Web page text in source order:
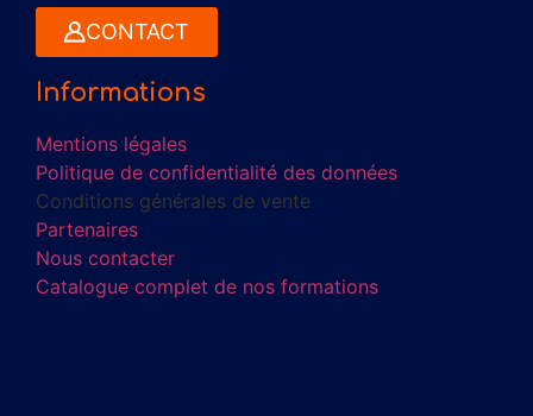
CONTACT
Informations
Mentions légales
Politique de confidentialité des données
Conditions générales de vente
Partenaires
Nous contacter
Catalogue complet de nos formations